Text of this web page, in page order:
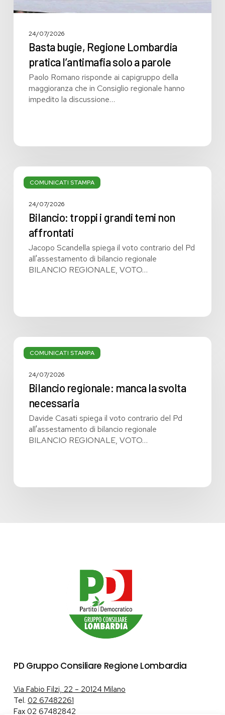
24/07/2026
Basta bugie, Regione Lombardia
pratica l’antimafia solo a parole
Paolo Romano risponde ai capigruppo della
maggioranza che in Consiglio regionale hanno
impedito la discussione…
COMUNICATI STAMPA
Bilancio:
troppi
grandi
affrontati
24/07/2026
Bilancio: troppi i grandi temi non
affrontati
Jacopo Scandella spiega il voto contrario del Pd
all'assestamento di bilancio regionale
BILANCIO REGIONALE, VOTO…
COMUNICATI STAMPA
Bilancio
regionale:
svolta
24/07/2026
Bilancio regionale: manca la svolta
necessaria
Davide Casati spiega il voto contrario del Pd
all'assestamento di bilancio regionale
BILANCIO REGIONALE, VOTO…
PD Gruppo Consiliare Regione Lombardia
Via Fabio Filzi, 22 – 20124 Milano
Tel. 02 67482261
Fax 02 67482842